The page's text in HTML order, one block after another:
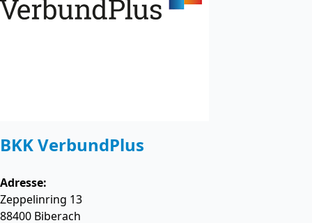
BKK VerbundPlus
Adresse:
Zeppelinring 13
88400 Biberach